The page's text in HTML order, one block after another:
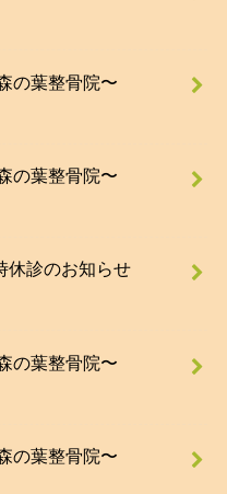
の葉整骨院〜
の葉整骨院〜
休診のお知らせ
の葉整骨院〜
の葉整骨院〜